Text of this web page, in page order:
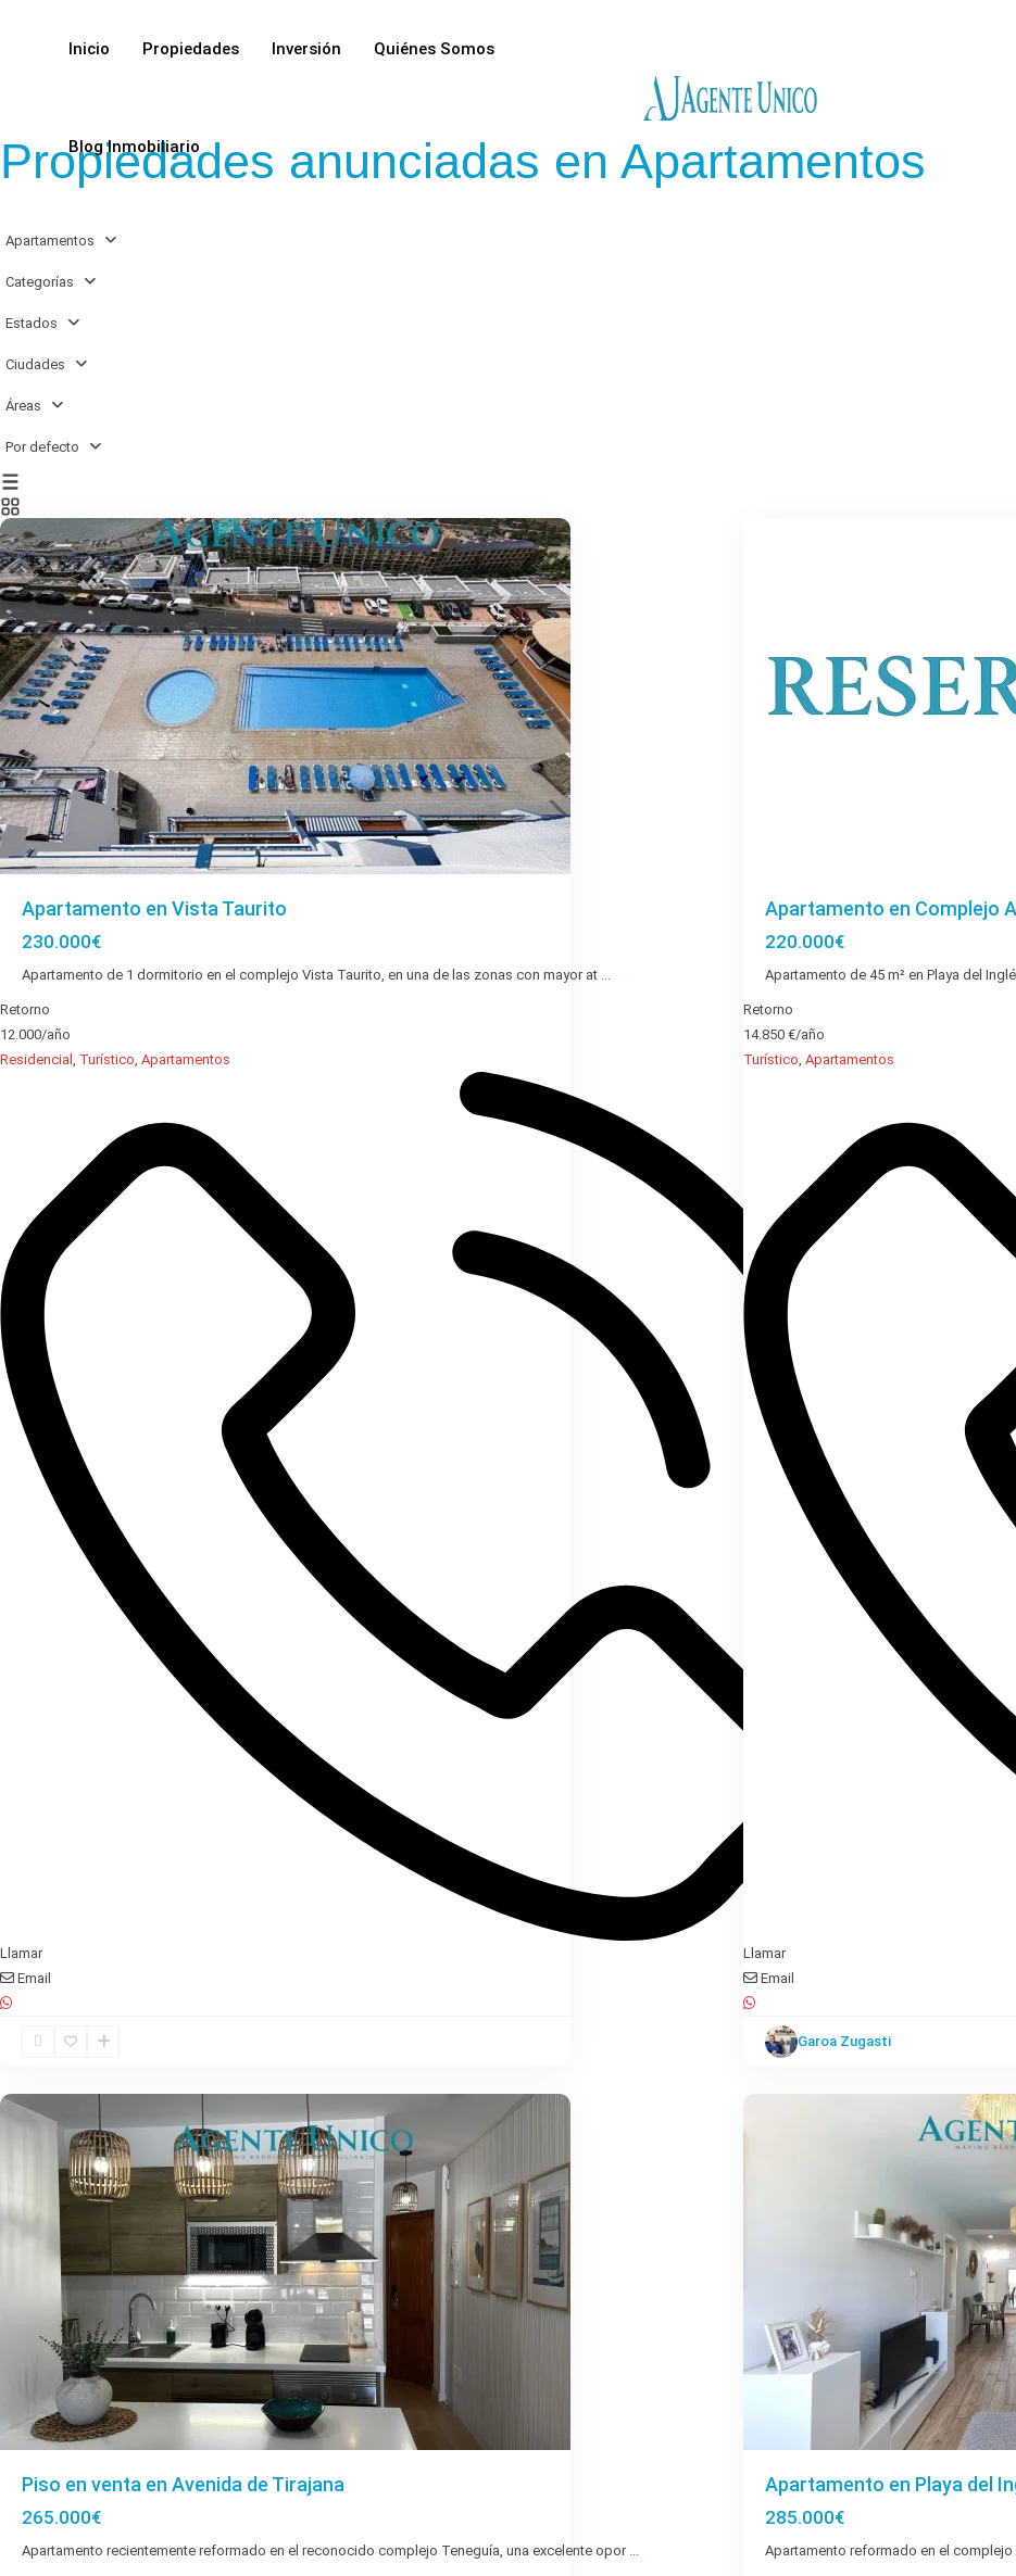
Inicio Propiedades Inversión Quiénes Somos
Blog Inmobiliario
Propiedades anunciadas en Apartamentos
Apartamentos
Categorías
Estados
Ciudades
Áreas
Por defecto
Apartamento en Vista Taurito
230.000€
Apartamento de 1 dormitorio en el complejo Vista Taurito, en una de las zonas con mayor at ...
Retorno
12.000/año
Residencial , Turístico, Apartamentos
Llamar
Email
Apartamento en Complejo
220.000€
Apartamento de 45 m² en Playa del
Retorno
14.850 €/año
Turístico, Apartamentos
Llamar
Email
Garoa Zugasti
de
Piso en venta en Avenida de Tirajana
265.000€
Apartamento recientemente reformado en el reconocido complejo Teneguía, una excelente opor ...
Bartolomé
de
Apartamento en Playa del
285.000€
Apartamento reformado en el